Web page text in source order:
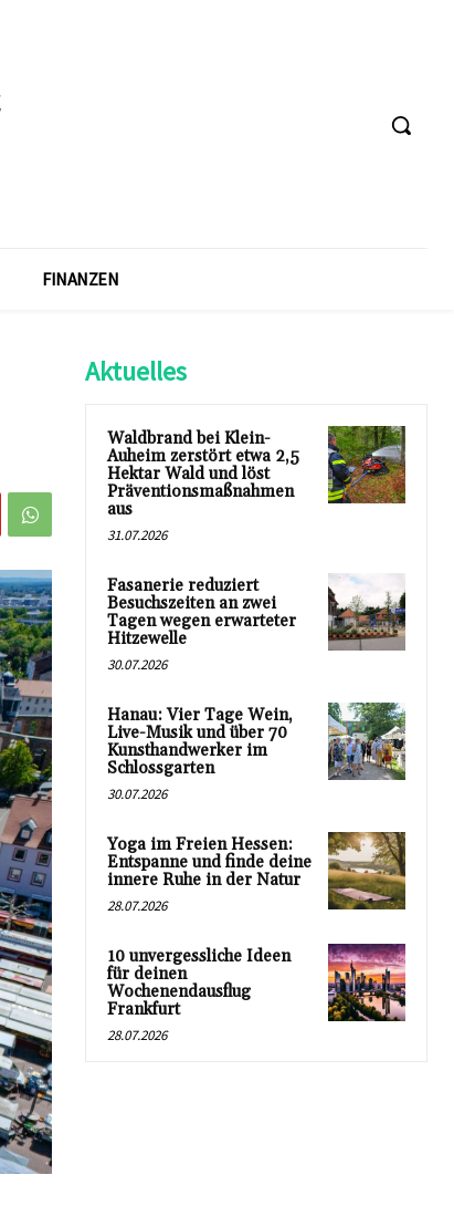
FINANZEN
Aktuelles
Waldbrand bei Klein-
Auheim zerstört etwa 2,5
Hektar Wald und löst
Präventionsmaßnahmen
aus
31.07.2026
Fasanerie reduziert
Besuchszeiten an zwei
Tagen wegen erwarteter
Hitzewelle
30.07.2026
Hanau: Vier Tage Wein,
Live-Musik und über 70
Kunsthandwerker im
Schlossgarten
30.07.2026
Yoga im Freien Hessen:
Entspanne und finde deine
innere Ruhe in der Natur
28.07.2026
10 unvergessliche Ideen
für deinen
Wochenendausflug
Frankfurt
28.07.2026